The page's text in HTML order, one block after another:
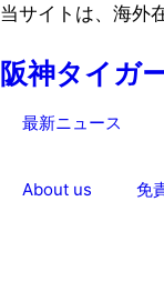
コ
テ
当サイトは、海外
阪神タイガ
最新ニュース
About us 免